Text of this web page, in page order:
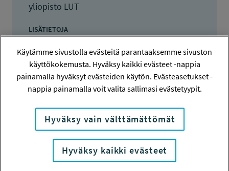
yliopisto LUT
LISÄTIETOJA
henri.hussinki@lut.fi
TOTEUTUSAIKA
15.8.2022 - 31.12.2024
TYÖSUOJELURAHASTON PÄÄTÖS
31.5.2022
170 000 euroa
KOKONAISKUSTANNUKSET
Käytämme sivustolla evästeitä parantaaksemme sivuston
käyttökokemusta. Hyväksy kaikki evästeet -nappia
painamalla hyväksyt evästeiden käytön. Evästeasetukset -
nappia painamalla voit valita sallimasi evästetyypit.
Hyväksy vain välttämättömät
Hyväksy kaikki evästeet